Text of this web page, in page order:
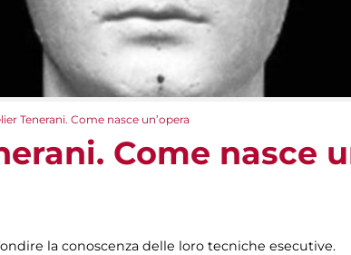
Tenerani. Come nasce un’opera
Come nasce
la conoscenza delle loro tecniche esecutive.